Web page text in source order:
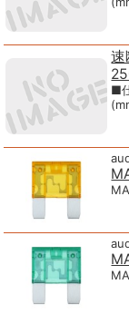
速
■